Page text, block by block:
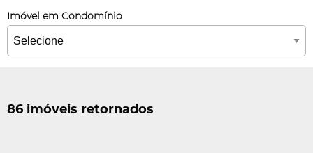
Imóvel em Condomínio
86 imóveis retornados